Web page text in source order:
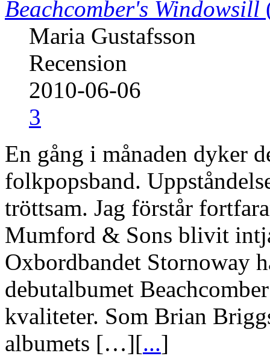
Beachcomber's Windowsill
Maria Gustafsson
Recension
2010-06-06
3
En gång i månaden dyker
folkpopsband.
tröttsam. Jag förstår
Mumford & Sons blivit
Oxbordbandet Stornoway
debutalbumet
kvaliteter. Som Brian
albumets […][...]